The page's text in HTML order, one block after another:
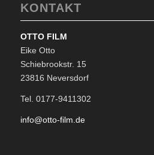
KONTAKT
OTTO FILM
Eike Otto
Schiebrookstr. 15
23816 Neversdorf
Tel. 0177-9411302
info@otto-film.de